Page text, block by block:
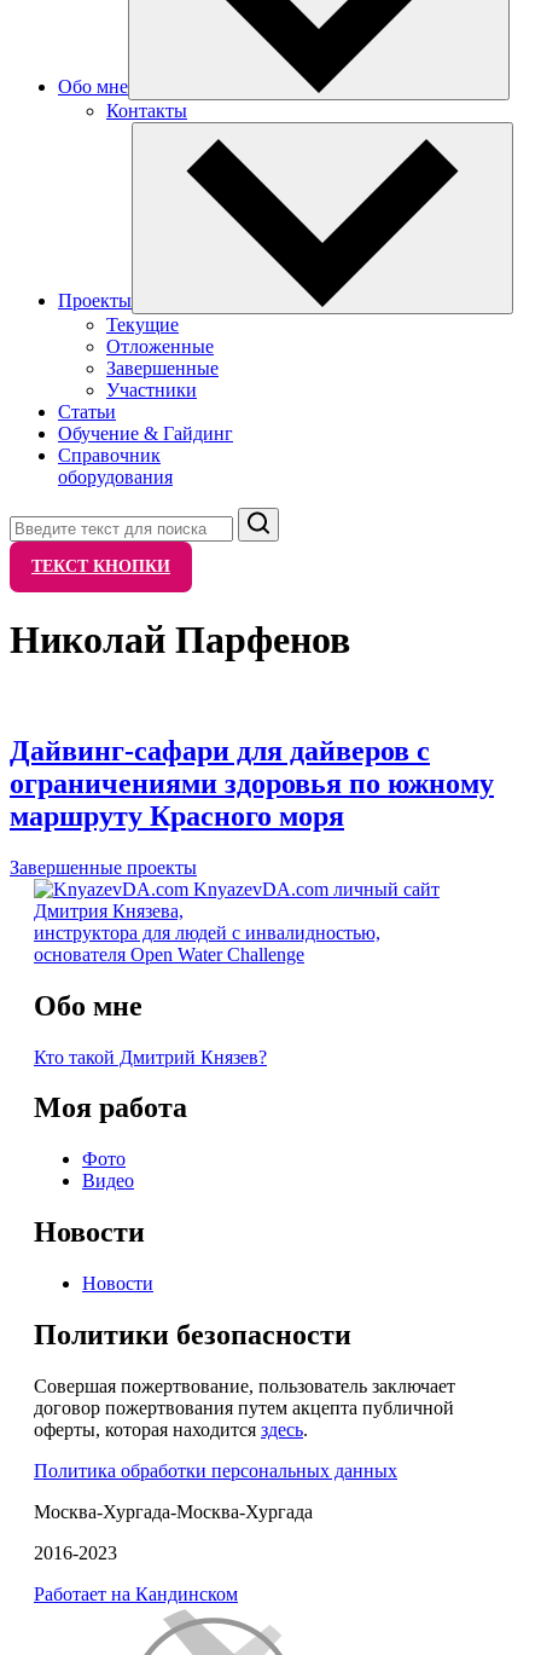
Обо мне
Контакты
Проекты
Текущие
Отложенные
Завершенные
Участники
Статьи
Обучение & Гайдинг
Справочник
оборудования
Поиск
ТЕКСТ КНОПКИ
Николай Парфенов
Дайвинг-сафари для дайверов с
ограничениями здоровья по южному
маршруту Красного моря
Завершенные проекты
KnyazevDA.com личный сайт
Дмитрия Князева,
инструктора для людей с инвалидностью,
основателя Open Water Challenge
Обо мне
Кто такой Дмитрий Князев?
Моя работа
Фото
Видео
Новости
Новости
Политики безопасности
Совершая пожертвование, пользователь заключает
договор пожертвования путем акцепта публичной
оферты, которая находится здесь.
Политика обработки персональных данных
Москва-Хургада-Москва-Хургада
2016-2023
Работает на Кандинском